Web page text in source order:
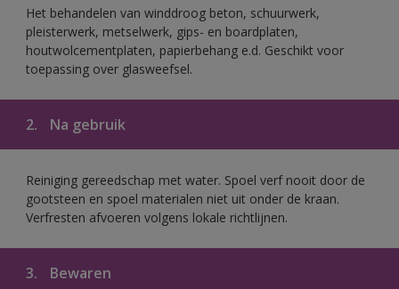
Het behandelen van winddroog beton, schuurwerk,
pleisterwerk, metselwerk, gips- en boardplaten,
houtwolcementplaten, papierbehang e.d. Geschikt voor
toepassing over glasweefsel.
2. Na gebruik
Reiniging gereedschap met water. Spoel verf nooit door de
gootsteen en spoel materialen niet uit onder de kraan.
Verfresten afvoeren volgens lokale richtlijnen.
3. Bewaren